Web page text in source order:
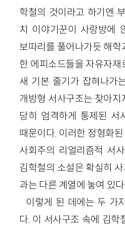
학철의 것이라고 하기엔
치 이야기꾼이 사랑방에
보따리를 풀어나가듯 해학
한 에피소드들을 자유자재
새 기본 줄기가 잡혀나가
개방형 서사구조는 찾아지
당히 엄격하게 통제된 서
때문이다. 이러한 정형화
사회주의 리얼리즘적 서
김학철의 소설은 확실히
과는 다른 계열에 놓여 있다.
이렇게 된 데에는 두 가
다. 이 서사구조 속에 김학